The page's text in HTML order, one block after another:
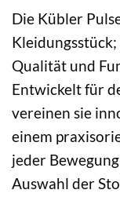
Die Kübler
Qualität und
Entwickelt für
vereinen sie
einem
jeder
Auswahl der